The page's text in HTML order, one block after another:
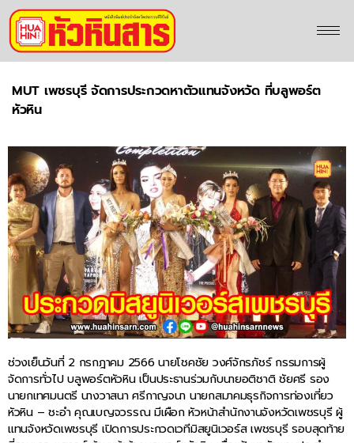
MUT เพชรบุรี จัดการประกวดหาตัวแทนจังหวัด ที่บลูพอร์ต
หัวหิน
ช่วงเย็นวันที่ 2 กรกฎาคม 2566 นายโชคชัย วงศ์จักรภัชร์ กรรมการผู้
จัดการทั่วไป บลูพอร์ตหัวหิน เป็นประธานร่วมกับนายอติชาติ ชัยศรี รอง
นายกเทศมนตรี นางวาสนา ศรีกาญจนา นายกสมาคมธุรกิจการท่องเที่ยว
หัวหิน – ชะอำ คุณเบญจวรรณ มีเผือก หัวหน้าสำนักงานจังหวัดเพชรบุรี ผู้
แทนจังหวัดเพชรบุรี เปิดการประกวดเวทีมิสยูนิเวอร์ส เพชรบุรี รอบสุดท้าย